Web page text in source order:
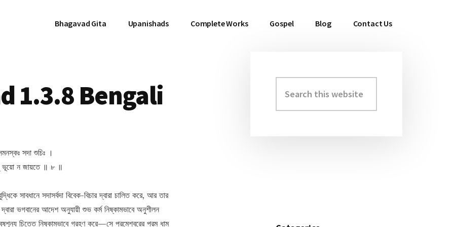
Bhagavad Gita Upanishads Complete Works Gospel Blog Contact Us
1.3.8 Bengali
সদা শুচিঃ ।
ভূয়ো ন জায়তে ॥ ৮ ॥
সাবধানে সদাসর্বদা বিবেক-বিচার দ্বারা চালিত করে, আর তার
ভগবানের আদেশ অনুযায়ী শুভ কর্ম নিষ্কামভাবে অনুশীলন
চিত্তে নিষ্কামভাবে গ্রহণ করে—সে পরমেশ্বরের পরম ধাম
Primary
Sidebar
this
website